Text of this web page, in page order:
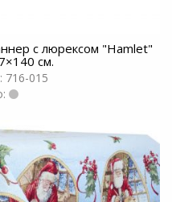
с люрексом "Hamlet"
см.
716-015